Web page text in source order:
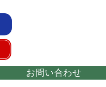
お問い合わせ